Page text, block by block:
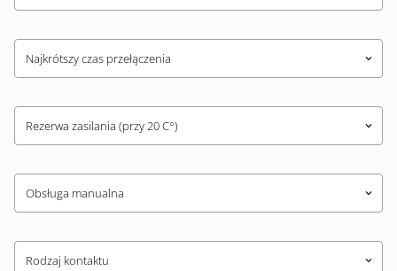
Najkrótszy czas przełączenia keyboard_arrow_down
Rezerwa zasilania (przy 20 C°) keyboard_arrow_down
Obsługa manualna keyboard_arrow_down
Rodzaj kontaktu keyboard_arrow_down